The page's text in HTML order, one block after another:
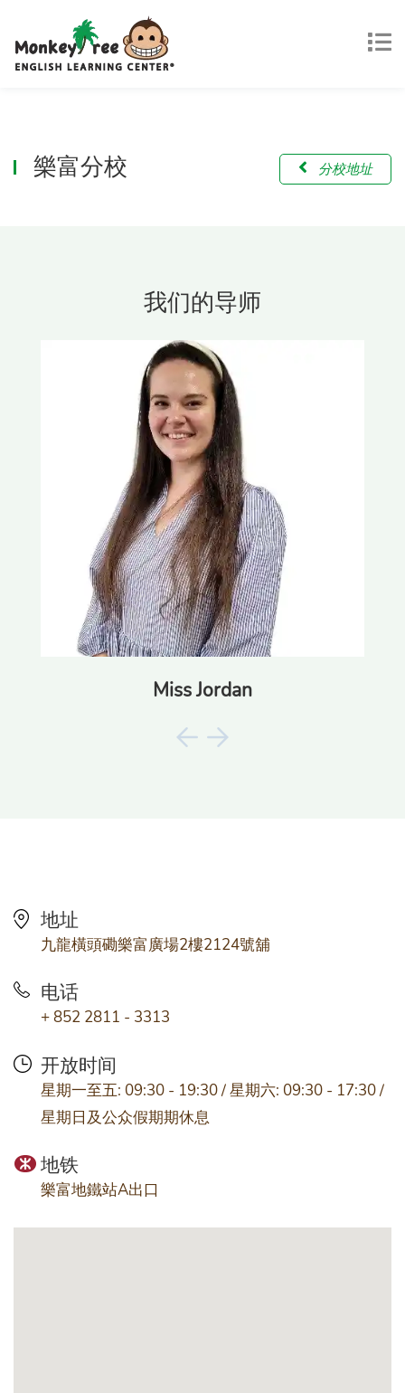
樂富分校 分校地址
我们的导师
Miss Jordan
地址
九龍橫頭磡樂富廣場2樓2124號舖
电话
+ 852 2811 - 3313
开放时间
星期一至五: 09:30 - 19:30 / 星期六: 09:30 - 17:30 /
星期日及公众假期期休息
地铁
樂富地鐵站A出口